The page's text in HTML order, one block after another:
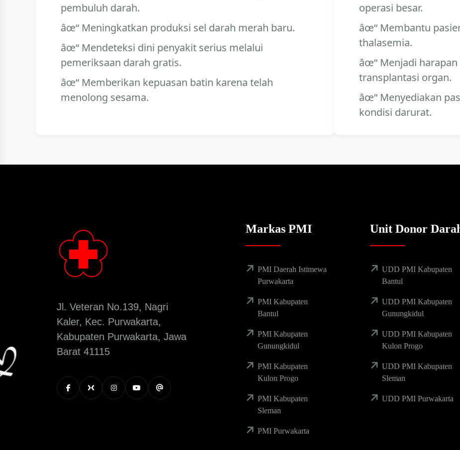
pembuluh darah.
Meningkatkan produksi sel darah merah baru.
Mendeteksi dini penyakit serius melalui
pemeriksaan darah gratis.
Memberikan kepuasan batin karena telah
menolong sesama.
operasi besar.
Membantu
thalasemia.
Menjadi
transplantasi organ.
Menyediakan
kondisi darurat.
Jl. Veteran No.139, Nagri
Kaler, Kec. Purwakarta,
Kabupaten Purwakarta, Jawa
Barat 41115
Markas PMI
PMI Daerah Istimewa
Purwakarta
PMI Kabupaten
Bantul
PMI Kabupaten
Gunungkidul
PMI Kabupaten
Kulon Progo
PMI Kabupaten
Sleman
PMI Purwakarta
Unit Donor
UDD PMI Kabupaten
Bantul
UDD PMI Kabupaten
Gunungkidul
UDD PMI Kabupaten
Kulon Progo
UDD PMI Kabupaten
Sleman
UDD PMI Purwakarta